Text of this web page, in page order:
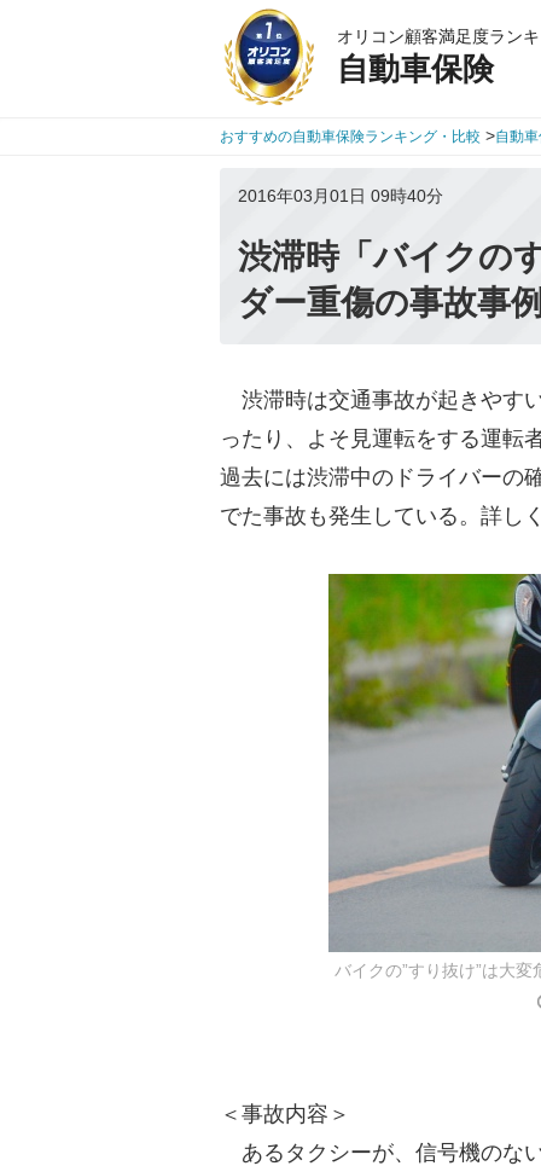
オリコン顧客満足度ラン
自動車保険
おすすめの自動車保険ランキング・比較 >自動
2016年03月01日 09時40分
渋滞時「バイクの
ダー重傷の事故事
渋滞時は交通事故が起きやす
ったり、よそ見運転をする運転
過去には渋滞中のドライバーの
でた事故も発生している。詳し
バイクの”すり抜け”は大
＜事故内容＞
あるタクシーが、信号機のな